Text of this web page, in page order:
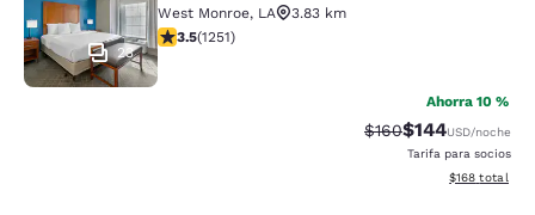
23
West Monroe, LA
3.83 km
Calificación de 3.55 estrellas. Bueno. 1251 reseñas
3.5(1251)
Ahorra 10 %
Tarifa tachada:
$160Tarifa reducida:
$144USD/noche
Tarifa para socios
Ver detalles
$168 total